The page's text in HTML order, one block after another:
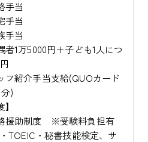
手当
手当
手当
1万5000円＋子ども1人につ
フ紹介手当支給(QUOカード
)
】
援助制度 ※受験料負担有
TOEIC・秘書技能検定、サ